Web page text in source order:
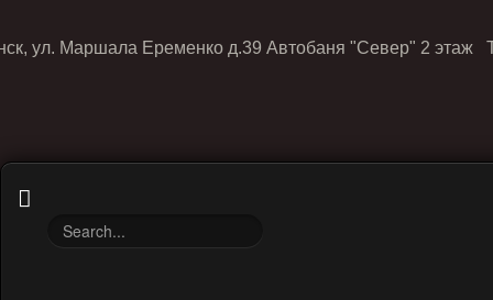
ул. Маршала Еременко д.39 Автобаня "Север" 2 этаж